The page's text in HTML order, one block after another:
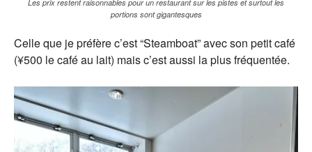
Les prix restent raisonnables pour un restaurant sur les pistes et surtout les
portions sont gigantesques
Celle que je préfère c’est “Steamboat” avec son petit café
(¥500 le café au lait) mais c’est aussi la plus fréquentée.